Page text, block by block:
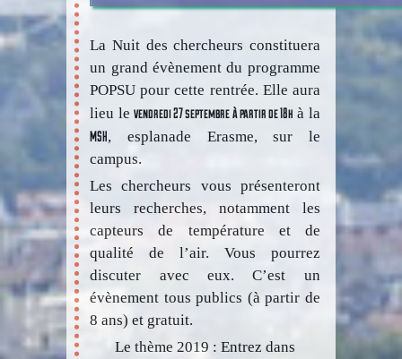
La Nuit des chercheurs constituera
un grand évènement du programme
POPSU pour cette rentrée. Elle aura
lieu le vendredi 27 septembre à partir de 18h à la
MSH, esplanade Erasme, sur le
campus.
Les chercheurs vous présenteront
leurs recherches, notamment les
capteurs de température et de
qualité de l’air. Vous pourrez
discuter avec eux. C’est un
évènement tous publics (à partir de
8 ans) et gratuit.
Le thème 2019 : Entrez dans